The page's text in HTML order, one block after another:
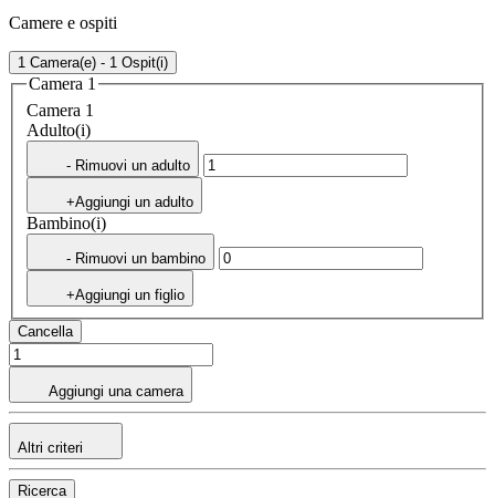
Camere e ospiti
1 Camera(e) - 1 Ospit(i)
Camera 1
Camera 1
Adulto(i)
- Rimuovi un adulto
+Aggiungi un adulto
Bambino(i)
- Rimuovi un bambino
+Aggiungi un figlio
Cancella
Aggiungi una camera
Altri criteri
Ricerca